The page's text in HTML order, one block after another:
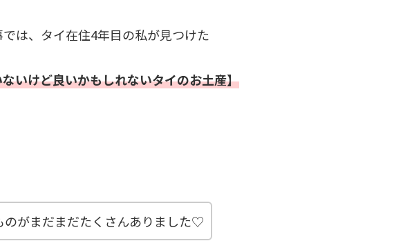
は、タイ在住4年目の私が見つけた
いけど良いかもしれないタイのお土産】
のがまだまだたくさんありました♡